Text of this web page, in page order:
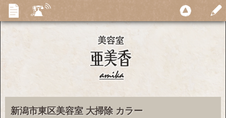
新潟市東区美容室 大掃除 カラー